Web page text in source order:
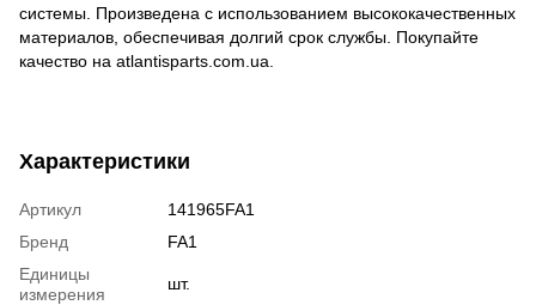
системы. Произведена с использованием высококачественных
материалов, обеспечивая долгий срок службы. Покупайте
качество на atlantisparts.com.ua.
Характеристики
Артикул
141965FA1
Бренд
FA1
Единицы
измерения
шт.